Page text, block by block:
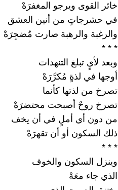
خائر القوى ويرجو المغفرَهْ
في حشرجاتٍ من أنين العشق
والرغبة والرهبة صارت مُضجِرَهْ
* * *
وبعد لأيٍ تبلغ التنهدات
أوجها في لذةٍ مُكرَّرَهْ
تصرخ من لذتها كأنما
تصرخ روحٌ أصبحت محتضرَهْ
من دون أي أملٍ في أن يخف
ذلك السكون أو أن تقهرَهْ
* * *
وينزل السكون والخوف
الذي جاء معَهْ